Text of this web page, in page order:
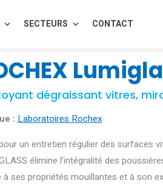
SECTEURS CONTACT
dégraissant vitres,
: Laboratoires Rochex
un entretien régulier des surfaces
élimine l’intégralité des
à ses propriétés mouillantes et à son